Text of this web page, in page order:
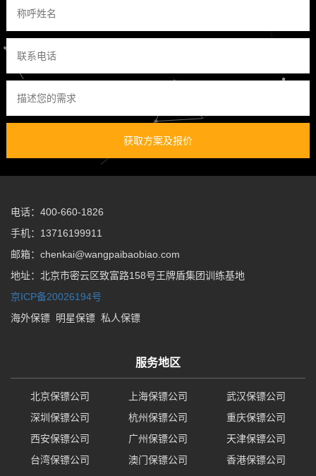
获取方案及报价
电话：400-660-1826
手机：13716199911
邮箱：chenkai@wangpaibaobiao.com
地址：北京市密云区致富路158号王牌盾集团训练基地
京ICP备20026194号
海外保镖
明星保镖 私人保镖
服务地区
北京保镖公司 上海保镖公司
武汉保镖公司
深圳保镖公司
杭州保镖公司
重庆保镖公司
西安保镖公司
广州保镖公司
天津保镖公司
台湾保镖公司
澳门保镖公司
香港保镖公司